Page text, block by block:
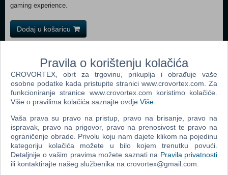
gaming experience.
Dodaj u košaricu
The Sims 2 (PC)
Grand Theft Auto San Andreas (PC)
Grand Theft Auto Vice City (PC)
Call Of Duty 2 (PC)
Grand Theft Auto IV (PC)
Call Of Duty 4 Modern Warfare (PC)
Pravila o korištenju kolačića
CROVORTEX, obrt za trgovinu, prikuplja i obrađuje vaše
osobne podatke kada pristupite stranici www.crovortex.com. Za
funkcioniranje stranice www.crovortex.com koristimo kolačiće.
Više o pravilima kolačića saznajte ovdje Više
Vaša prava su pravo na pristup, pravo na brisanje, pravo na
ispravak, pravo na prigovor, pravo na prenosivost te pravo na
ograničenje obrade. Privolu koju nam dajete klikom na pojedinu
kategoriju kolačića možete u bilo kojem trenutku povući.
Detaljnije o vašim pravima možete saznati na Pravila privatnosti
ili kontaktirajte našeg službenika na crovortex@gmail.com.